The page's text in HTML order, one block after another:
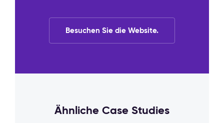
Besuchen Sie die Website.
Ähnliche Case Studies